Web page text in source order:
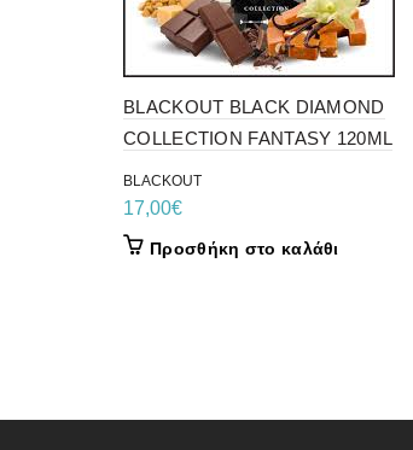
BLACKOUT BLACK DIAMOND
COLLECTION FANTASY 120ML
BLACKOUT
17,00€
Προσθήκη στο καλάθι